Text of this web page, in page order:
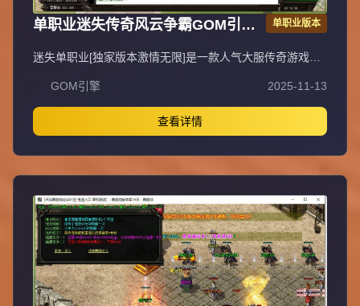
单职业迷失传奇风云争霸GOM引擎
单职业版本
迷失单职业[独家版本激情无限]是一款人气大服传奇游戏，
一分钱即可畅玩，支持无线刷元宝、无充值直接领取顶赞，
封挂稳定长期，采用无GM管理模式。QQ①群：易玩版本
库。抵制不良游戏，拒绝盗版游戏，注意自身保护，谨防受
骗上当，适度游戏益脑，沉迷游戏伤身，合理安排时间，享
受健康生活。
GOM引擎 2025-11-13
查看详情